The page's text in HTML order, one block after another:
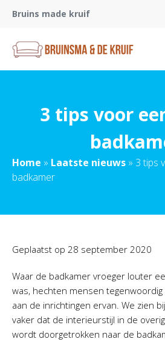
Bruins made kruif
3 tips voor
Home » Laatste nieuws » 3 tips
badkamer
Geplaatst op 28 september 2020
Waar de badkamer vroeger louter
was, hechten mensen
aan de inrichtingen ervan. We zien
vaker dat de interieurstijl in de
wordt doorgetrokken naar de